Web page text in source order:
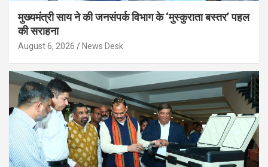
मुख्यमंत्री साय ने की जनसंपर्क विभाग के ‘मुस्कुराता बस्तर’ पहल
की सराहना
August 6, 2026 News Desk